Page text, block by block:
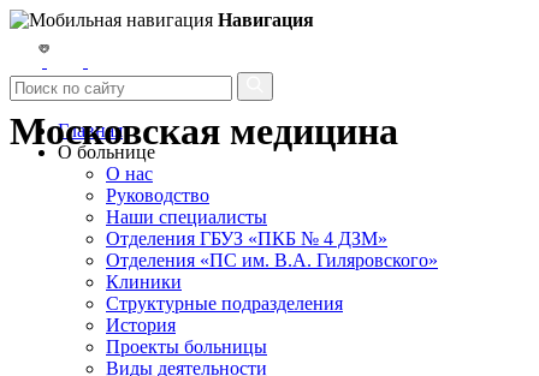
Московская медицина
Навигация
Главная
О больнице
О нас
Руководство
Наши специалисты
Отделения ГБУЗ «ПКБ № 4 ДЗМ»
Отделения «ПС им. В.А. Гиляровского»
Клиники
Структурные подразделения
История
Проекты больницы
Виды деятельности